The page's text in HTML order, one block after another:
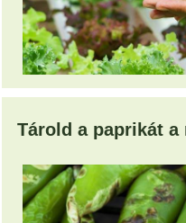
Tárold a paprikát a